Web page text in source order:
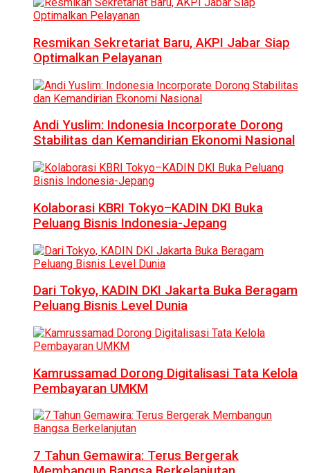
Resmikan Sekretariat Baru, AKPI Jabar Siap
Optimalkan Pelayanan
Andi Yuslim: Indonesia Incorporate Dorong
Stabilitas dan Kemandirian Ekonomi Nasional
Kolaborasi KBRI Tokyo–KADIN DKI Buka
Peluang Bisnis Indonesia-Jepang
Dari Tokyo, KADIN DKI Jakarta Buka Beragam
Peluang Bisnis Level Dunia
Kamrussamad Dorong Digitalisasi Tata Kelola
Pembayaran UMKM
7 Tahun Gemawira: Terus Bergerak